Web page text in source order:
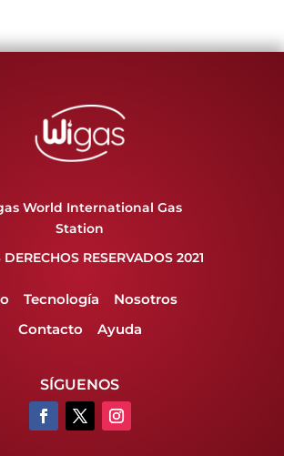
World International Gas
Station
RESERVADOS 2021
Tecnología
Nosotros
Contacto
Ayuda
SÍGUENOS